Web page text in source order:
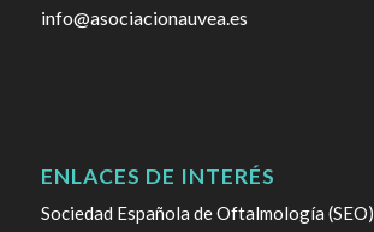
info@asociacionauvea.es
ENLACES DE INTERÉS
Sociedad Española de Oftalmología (SEO)